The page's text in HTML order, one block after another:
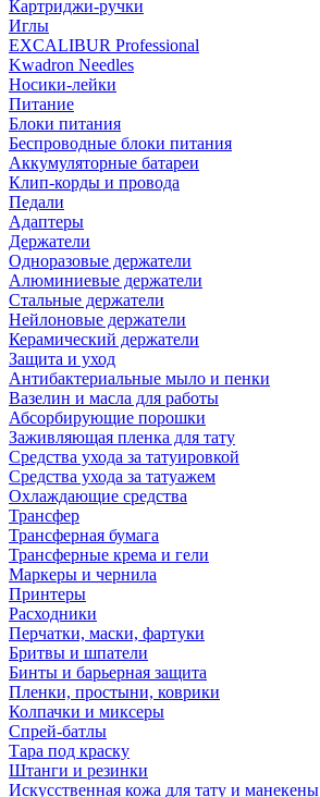
Картриджи-ручки
Иглы
EXCALIBUR Professional
Kwadron Needles
Носики-лейки
Питание
Блоки питания
Беспроводные блоки питания
Аккумуляторные батареи
Клип-корды и провода
Педали
Адаптеры
Держатели
Одноразовые держатели
Алюминиевые держатели
Стальные держатели
Нейлоновые держатели
Керамический держатели
Защита и уход
Антибактериальные мыло и пенки
Вазелин и масла для работы
Абсорбирующие порошки
Заживляющая пленка для тату
Средства ухода за татуировкой
Средства ухода за татуажем
Охлаждающие средства
Трансфер
Трансферная бумага
Трансферные крема и гели
Маркеры и чернила
Принтеры
Расходники
Перчатки, маски, фартуки
Бритвы и шпатели
Бинты и барьерная защита
Пленки, простыни, коврики
Колпачки и миксеры
Спрей-батлы
Тара под краску
Штанги и резинки
Искусственная кожа для тату и манекены